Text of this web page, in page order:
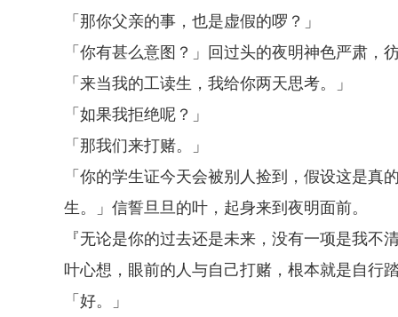
「那你父亲的事，也是虚假的啰？」
「你有甚么意图？」回过头的夜明神色严肃，
「来当我的工读生，我给你两天思考。」
「如果我拒绝呢？」
「那我们来打赌。」
「你的学生证今天会被别人捡到，假设这是
生。」信誓旦旦的叶，起身来到夜明面前。
『无论是你的过去还是未来，没有一项是我不
叶心想，眼前的人与自己打赌，根本就是自行
「好。」